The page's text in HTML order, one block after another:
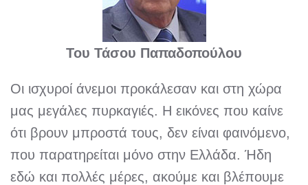
Του Τάσου Παπαδοπούλου
Οι ισχυροί άνεμοι προκάλεσαν και στη χώρα
μας μεγάλες πυρκαγιές. Η εικόνες που καίνε
ότι βρουν μπροστά τους, δεν είναι φαινόμενο,
που παρατηρείται μόνο στην Ελλάδα. Ήδη
εδώ και πολλές μέρες, ακούμε και βλέπουμε